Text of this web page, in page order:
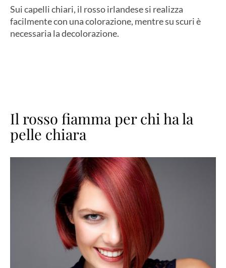
Sui capelli chiari, il rosso irlandese si realizza
facilmente con una colorazione, mentre su scuri è
necessaria la decolorazione.
Il rosso fiamma per chi ha la
pelle chiara